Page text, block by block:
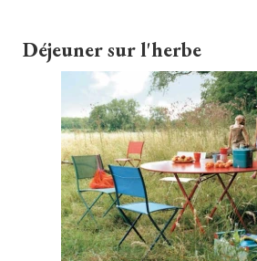
Déjeuner sur l'herbe